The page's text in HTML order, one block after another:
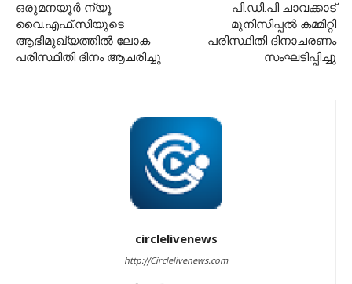
ഒരുമനയൂർ ന്യൂ
വൈ.എഫ്.സിയുടെ
ആഭിമുഖ്യത്തിൽ ലോക
പരിസ്ഥിതി ദിനം ആചരിച്ചു
പി.ഡി.പി ചാവക്കാട്
മുനിസിപ്പൽ കമ്മിറ്റി
പരിസ്ഥിതി ദിനാചരണം
സംഘടിപ്പിച്ചു
circlelivenews
http://Circlelivenews.com